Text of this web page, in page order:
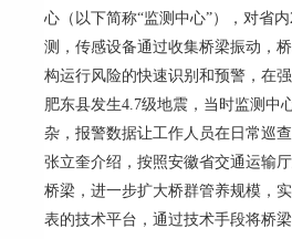
心（以下简称“监测中心”），对省
测，传感设备通过收集桥梁振动，
构运行风险的快速识别和预警，在
肥东县发生4.7级地震，当时监测中
杂，报警数据让工作人员在日常巡
张立奎介绍，按照安徽省交通运输
桥梁，进一步扩大桥群管养规模，
表的技术平台，通过技术手段将桥